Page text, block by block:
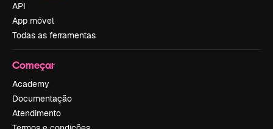
API
App móvel
Todas as ferramentas
Começar
Academy
Documentação
Atendimento